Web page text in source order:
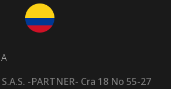
S.A.S. -PARTNER- Cra 18 No 55-27